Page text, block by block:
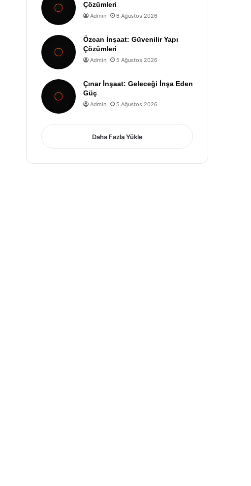
Çözümleri
Admin 6 Ağustos 2026
Özcan İnşaat: Güvenilir Yapı
Çözümleri
Admin 5 Ağustos 2026
Çınar İnşaat: Geleceği İnşa Eden
Güç
Admin 5 Ağustos 2026
Daha Fazla Yükle